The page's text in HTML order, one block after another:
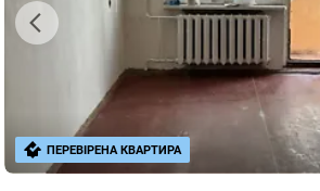
ПЕРЕВІРЕНА КВАРТИРА